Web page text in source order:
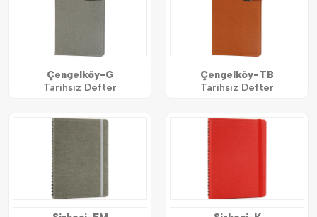
Çengelköy-G
Tarihsiz Defter
Çengelköy-TB
Tarihsiz Defter